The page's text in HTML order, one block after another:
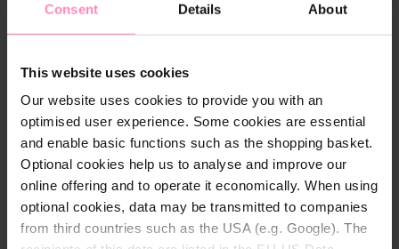
Consent Details About
This website uses cookies
Our website uses cookies to provide you with an
optimised user experience. Some cookies are essential
and enable basic functions such as the shopping basket.
Optional cookies help us to analyse and improve our
online offering and to operate it economically. When using
optional cookies, data may be transmitted to companies
from third countries such as the USA (e.g. Google). The
Descrizione
Pompa di Calore BWT myPOOL Inverter –
Riscaldamento Efficiente per una Stagione
Balneare Più Lunga
La pompa di calore BWT myPOOL Inverter è la scelta